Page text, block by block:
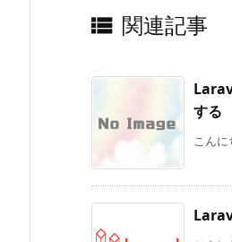
 関連記事
する
こん